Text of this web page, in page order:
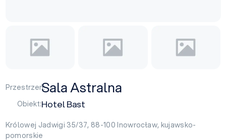
Przestrzeń:Sala Astralna
Obiekt:Hotel Bast
Królowej Jadwigi 35/37, 88-100Inowrocław, kujawsko-
pomorskie